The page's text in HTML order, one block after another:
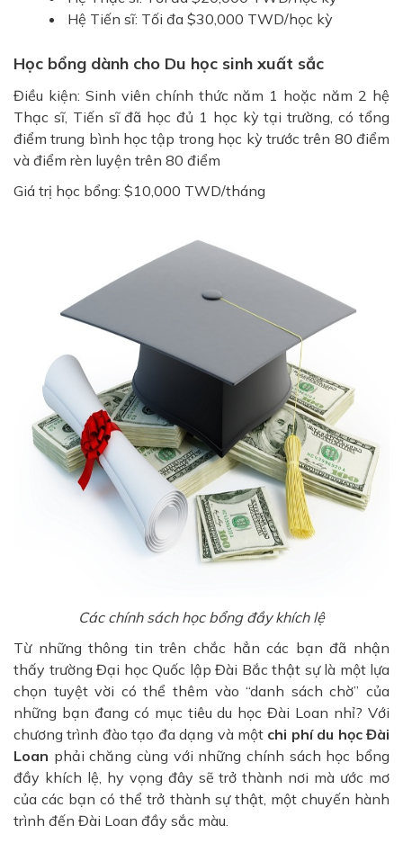
Hệ Tiến sĩ: Tối đa $30,000 TWD/học kỳ
Học bổng dành cho Du học sinh xuất sắc
Điều kiện: Sinh viên chính thức năm 1 hoặc năm 2 hệ
Thạc sĩ, Tiến sĩ đã học đủ 1 học kỳ tại trường, có tổng
điểm trung bình học tập trong học kỳ trước trên 80 điểm
và điểm rèn luyện trên 80 điểm
Giá trị học bổng: $10,000 TWD/tháng
Các chính sách học bổng đầy khích lệ
Từ những thông tin trên chắc hẳn các bạn đã nhận
thấy trường Đại học Quốc lập Đài Bắc thật sự là một lựa
chọn tuyệt vời có thể thêm vào “danh sách chờ” của
những bạn đang có mục tiêu du học Đài Loan nhỉ? Với
chương trình đào tạo đa dạng và một chi phí du học Đài
Loan phải chăng cùng với những chính sách học bổng
đầy khích lệ, hy vọng đây sẽ trở thành nơi mà ước mơ
của các bạn có thể trở thành sự thật, một chuyến hành
trình đến Đài Loan đầy sắc màu.